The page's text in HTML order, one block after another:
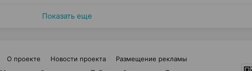
Показать еще
О проекте Новости проекта
Размещение рекламы